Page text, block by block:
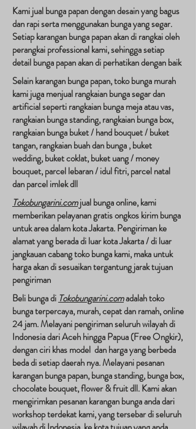
Kami jual bunga papan dengan desain yang bagus
dan rapi serta menggunakan bunga yang segar.
Setiap karangan bunga papan akan di rangkai oleh
perangkai professional kami, sehingga setiap
detail bunga papan akan di perhatikan dengan baik
Selain karangan bunga papan, toko bunga murah
kami juga menjual rangkaian bunga segar dan
artificial seperti rangkaian bunga meja atau vas,
rangkaian bunga standing, rangkaian bunga box,
rangkaian bunga buket / hand bouquet / buket
tangan, rangkaian buah dan bunga , buket
wedding, buket coklat, buket uang / money
bouquet, parcel lebaran / idul fitri, parcel natal
dan parcel imlek dll
Tokobungarini.comjual bunga online, kami
memberikan pelayanan gratis ongkos kirim bunga
untuk area dalam kota Jakarta. Pengiriman ke
alamat yang berada di luar kota Jakarta / di luar
jangkauan cabang toko bunga kami, maka untuk
harga akan di sesuaikan tergantung jarak tujuan
pengiriman​
Beli bunga di Tokobungarini.comadalah toko
bunga terpercaya, murah, cepat dan ramah, online
24 jam. Melayani pengiriman seluruh wilayah di
Indonesia dari Aceh hingga Papua (Free Ongkir),
dengan ciri khas model dan harga yang berbeda
beda di setiap daerah nya. Melayani pesanan
karangan bunga papan, bunga standing, bunga box,
chocolate bouquet, flower & fruit dll. Kami akan
mengirimkan pesanan karangan bunga anda dari
workshop terdekat kami, yang tersebar di seluruh